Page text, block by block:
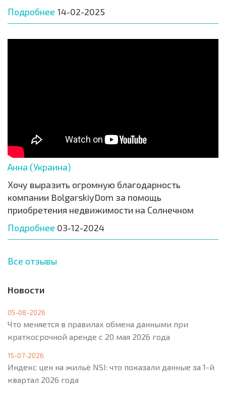
Подробнее 14-02-2025
Анна (Украина)
Хочу выразить огромную благодарность
компании BolgarskiyDom за помощь
приобретения недвижимости на Солнечном
Подробнее 03-12-2024
Все отзывы
Новости
05-08-2026
Что меняется в правилах обмена данными при
краткосрочной аренде с 20 мая 2026 года
15-07-2026
Индекс цен на жильё NSI: что показали данные за 1-й
квартал 2026 года